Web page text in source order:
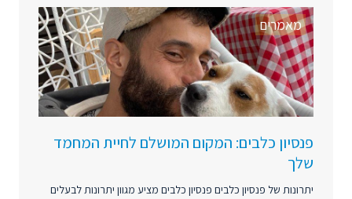
מאמרים
פנסיון כלבים: המקום המושלם לחיית המחמד
שלך
יתרונות של פנסיון כלבים פנסיון כלבים מציע מגוון יתרונות לבעלים